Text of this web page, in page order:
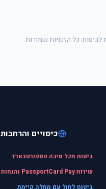
לביטוח. כל הזכויות שמורות.
כיסויים והרחבות
ביטוח מכל סיבה פספורטכארד
שירות PassportCard Pay והנחות
ביטוח לחול עם מחלה קיימת